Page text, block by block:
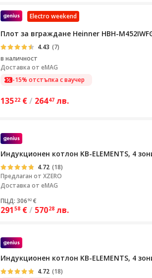
Electro weekend
Плот за вграждане Heinner HBH-
4.43 (7)
в наличност
Доставка от eMAG
-15% отстъпка с ваучер
13522 €/ 26447 лв.
Индукционен котлон KB-ELEMENTS, 4
4.72 (18)
Предлаган от XZERO
Доставка от eMAG
ПЦД: 306 92 €
291 58 €/ 57028 лв.
Индукционен котлон KB-ELEMENTS, 4
4.72 (18)